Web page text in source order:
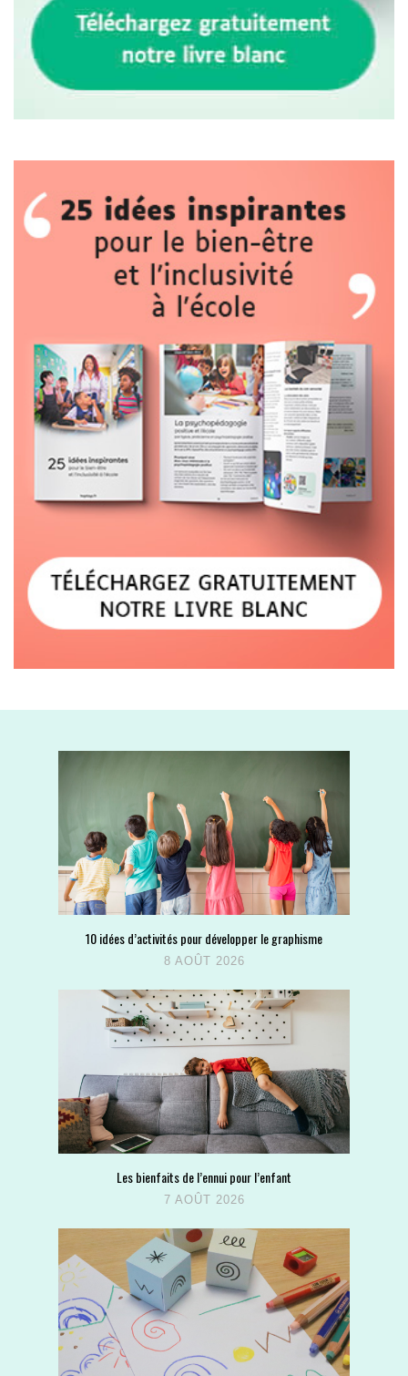
10 idées d’activités pour développer le graphisme
8 AOÛT 2026
Les bienfaits de l’ennui pour l’enfant
7 AOÛT 2026